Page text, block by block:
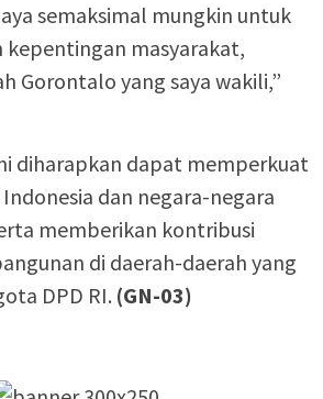
semaksimal mungkin untuk
kepentingan masyarakat,
Gorontalo yang saya wakili,”
diharapkan dapat memperkuat
dan negara-negara
memberikan kontribusi
di daerah-daerah yang
DPD RI. (GN-03)